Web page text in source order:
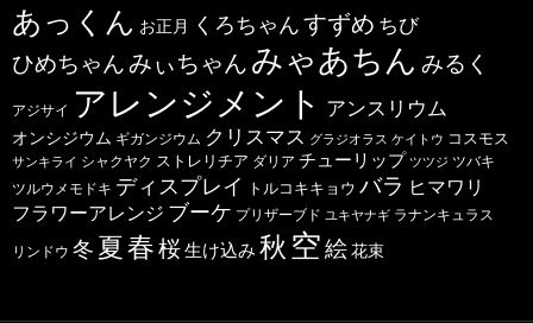
あっくん お正月 くろちゃんすずめ ちび
ひめちゃんみぃちゃん みゃあちん みるく
アジサイ アレンジメント アンスリウム
オンシジウム ギガンジウム クリスマス グラジオラス ケイトウ コスモス
サンキライ シャクヤク ストレリチア ダリア チューリップ ツツジ ツバキ
ツルウメモドキ ディスプレイ トルコキキョウ バラ ヒマワリ
フラワーアレンジ ブーケ プリザーブド ユキヤナギ ラナンキュラス
リンドウ 冬 夏春桜生け込み 秋 空絵花束